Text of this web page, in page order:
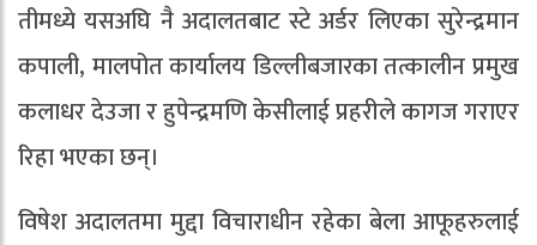
तीमध्ये यसअघि नै अदालतबाट स्टे अर्डर लिएका सुरेन्द्रमान
कपाली, मालपोत कार्यालय डिल्लीबजारका तत्कालीन प्रमुख
कलाधर देउजा र हुपेन्द्रमणि केसीलाई प्रहरीले कागज गराएर
रिहा भएका छन्।
विषेश अदालतमा मुद्दा विचाराधीन रहेका बेला आफूहरुलाई